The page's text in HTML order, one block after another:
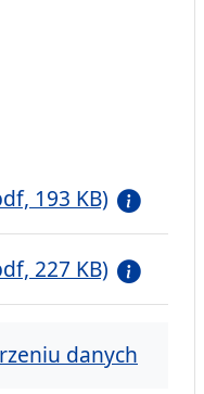
193 KB)
227 KB)
danych